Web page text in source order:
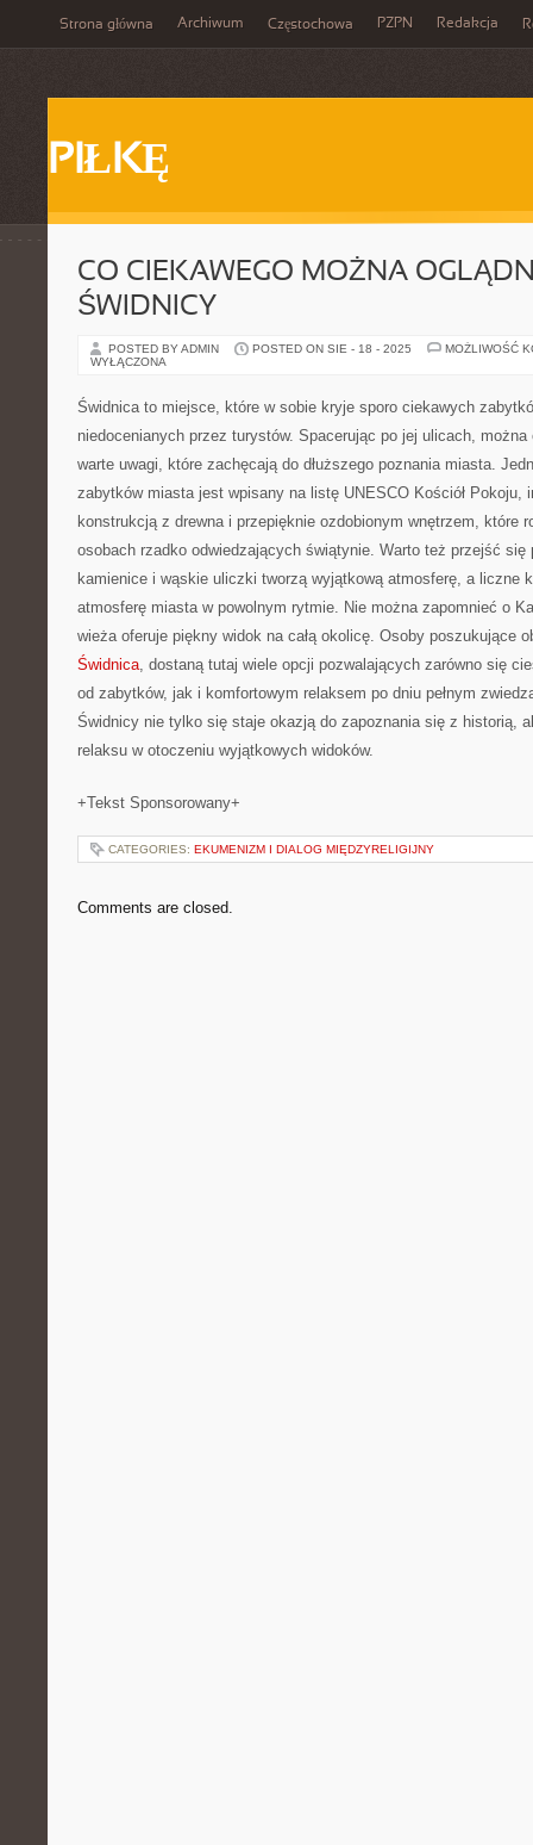
Strona główna Archiwum Częstochowa PZPN Redakcja
PIŁKĘ
CO CIEKAWEGO MOŻNA
ŚWIDNICY
POSTED BY ADMIN POSTED ON SIE - 18 - 2025
MOŻLIWOŚĆ
WYŁĄCZONA
Świdnica to miejsce, które w sobie kryje sporo ciekawych
niedocenianych przez turystów. Spacerując po jej ulicach,
warte uwagi, które zachęcają do dłuższego poznania miasta.
zabytków miasta jest wpisany na listę UNESCO Kościół Pokoju,
konstrukcją z drewna i przepięknie ozdobionym wnętrzem, które
osobach rzadko odwiedzających świątynie. Warto też przejść się
kamienice i wąskie uliczki tworzą wyjątkową atmosferę, a liczne
atmosferę miasta w powolnym rytmie. Nie można zapomnieć o
wieża oferuje piękny widok na całą okolicę. Osoby poszukujące
Świdnica, dostaną tutaj wiele opcji pozwalających zarówno się
od zabytków, jak i komfortowym relaksem po dniu pełnym
Świdnicy nie tylko się staje okazją do zapoznania się z historią,
relaksu w otoczeniu wyjątkowych widoków.
+Tekst Sponsorowany+
CATEGORIES: EKUMENIZM I DIALOG MIĘDZYRELIGIJNY
Comments are closed.